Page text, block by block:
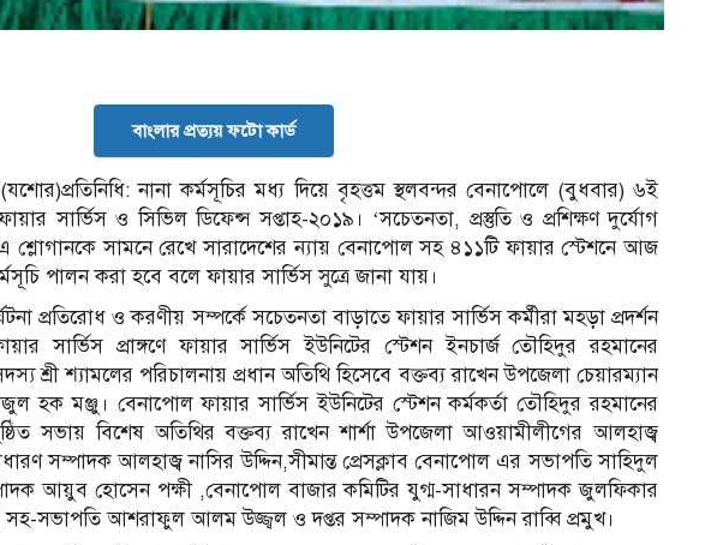
বাংলার প্রত্যয় ফটো কার্ড
নানা কর্মসূচির মধ্য দিয়ে বৃহত্তম স্থলবন্দর বেনাপোলে (বুধবার) ৬ই
সার্ভিস ও সিভিল ডিফেন্স সপ্তাহ-২০১৯। ‘সচেতনতা, প্রস্তুতি ও প্রশিক্ষণ দুর্যোগ
এ শ্লোগানকে সামনে রেখে সারাদেশের ন্যায় বেনাপোল সহ ৪১১টি ফায়ার স্টেশনে আজ
পালন করা হবে বলে ফায়ার সার্ভিস সুত্রে জানা যায়।
প্রতিরোধ ও করণীয় সম্পর্কে সচেতনতা বাড়াতে ফায়ার সার্ভিস কর্মীরা মহড়া প্রদর্শন
সার্ভিস প্রাঙ্গণে ফায়ার সার্ভিস ইউনিটের স্টেশন ইনচার্জ তৌহিদুর রহমানের
শ্রী শ্যামলের পরিচালনায় প্রধান অতিথি হিসেবে বক্তব্য রাখেন উপজেলা চেয়ারম্যান
হক মঞ্জু। বেনাপোল ফায়ার সার্ভিস ইউনিটের স্টেশন কর্মকর্তা তৌহিদুর রহমানের
সভায় বিশেষ অতিথির বক্তব্য রাখেন শার্শা উপজেলা আওয়ামীলীগের আলহাজ্ব
সম্পাদক আলহাজ্ব নাসির উদ্দিন,সীমান্ত প্রেসক্লাব বেনাপোল এর সভাপতি সাহিদুল
আয়ুব হোসেন পক্ষী ,বেনাপোল বাজার কমিটির যুগ্ম-সাধারন সম্পাদক জুলফিকার
সহ-সভাপতি আশরাফুল আলম উজ্জ্বল ও দপ্তর সম্পাদক নাজিম উদ্দিন রাব্বি প্রমুখ।